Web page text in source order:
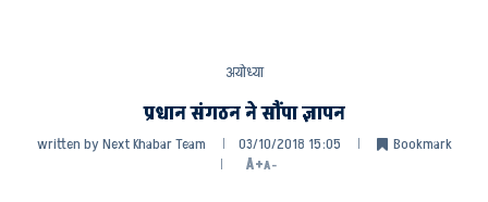
अयोध्या
प्रधान संगठन ने सौंपा ज्ञापन
written byNext Khabar Team 03/10/2018 15:05
Bookmark
A+A-